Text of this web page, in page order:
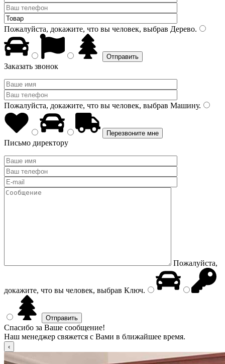
Пожалуйста, докажите, что вы человек, выбрав Дерево.
Заказать звонок
Пожалуйста, докажите, что вы человек, выбрав Машину.
Письмо директору
Пожалуйста,
докажите, что вы человек, выбрав Ключ.
Спасибо за Ваше сообщение!
Наш менеджер свяжется с Вами в ближайшее время.